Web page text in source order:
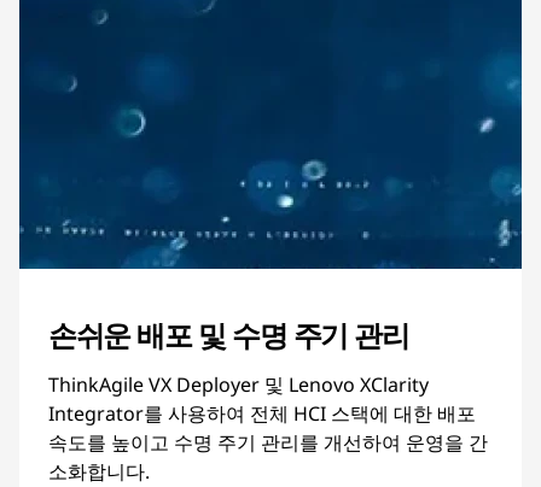
손쉬운 배포 및 수명 주기 관리
ThinkAgile VX Deployer 및 Lenovo XClarity
Integrator를 사용하여 전체 HCI 스택에 대한 배포
속도를 높이고 수명 주기 관리를 개선하여 운영을 간
소화합니다.